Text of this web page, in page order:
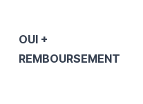
OUI +
REMBOURSEMENT